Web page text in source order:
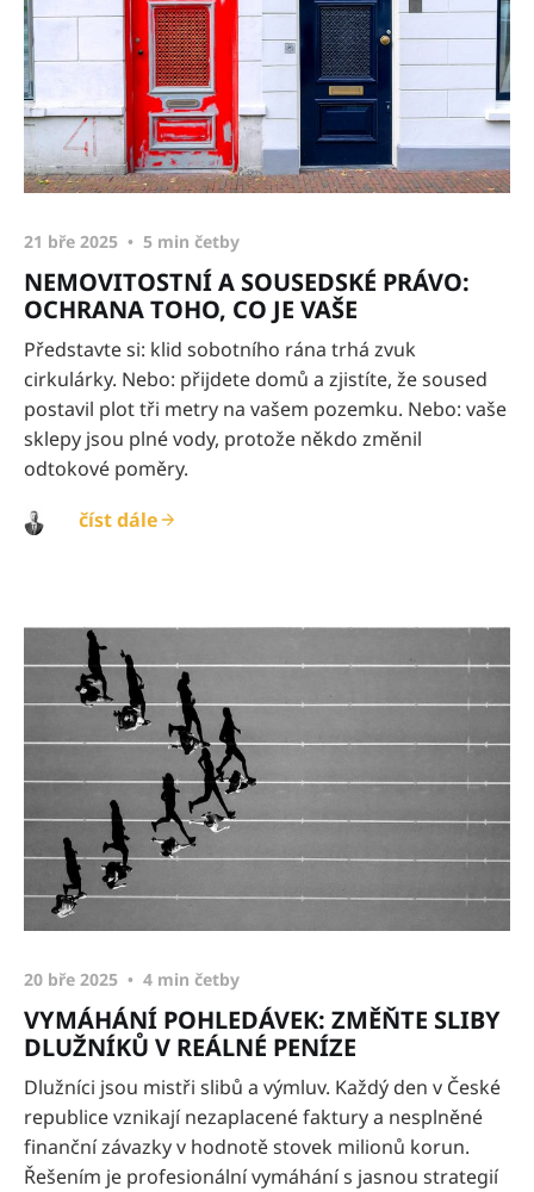
21 bře 2025 5 min četby
NEMOVITOSTNÍ A SOUSEDSKÉ PRÁVO:
OCHRANA TOHO, CO JE VAŠE
Představte si: klid sobotního rána trhá zvuk
cirkulárky. Nebo: přijdete domů a zjistíte, že soused
postavil plot tři metry na vašem pozemku. Nebo: vaše
sklepy jsou plné vody, protože někdo změnil
odtokové poměry.
číst dále
20 bře 2025 4 min četby
VYMÁHÁNÍ POHLEDÁVEK: ZMĚŇTE SLIBY
DLUŽNÍKŮ V REÁLNÉ PENÍZE
Dlužníci jsou mistři slibů a výmluv. Každý den v České
republice vznikají nezaplacené faktury a nesplněné
finanční závazky v hodnotě stovek milionů korun.
Řešením je profesionální vymáhání s jasnou strategií